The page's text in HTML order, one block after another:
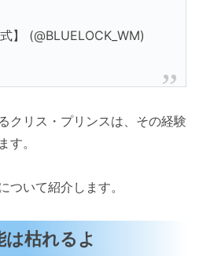
】 (@BLUELOCK_WM)
クリス・プリンスは、その経験
す。
ついて紹介します。
は枯れるよ